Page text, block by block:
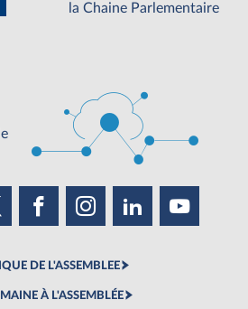
la Chaine Parlementaire
DE L'ASSEMBLEE
À L'ASSEMBLÉE